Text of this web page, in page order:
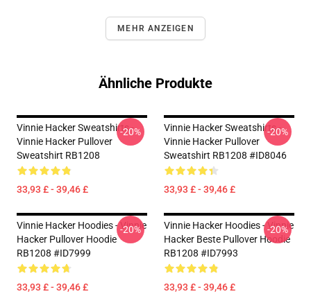
MEHR ANZEIGEN
Ähnliche Produkte
Vinnie Hacker Sweatshirts -
Vinnie Hacker Pullover
Sweatshirt RB1208
33,93 £ - 39,46 £
-20%
Vinnie Hacker Sweatshirts -
Vinnie Hacker Pullover
Sweatshirt RB1208 #ID8046
33,93 £ - 39,46 £
-20%
Vinnie Hacker Hoodies - Vinnie
Hacker Pullover Hoodie
RB1208 #ID7999
33,93 £ - 39,46 £
-20%
Vinnie Hacker Hoodies - Vinnie
Hacker Beste Pullover Hoodie
RB1208 #ID7993
33,93 £ - 39,46 £
-20%